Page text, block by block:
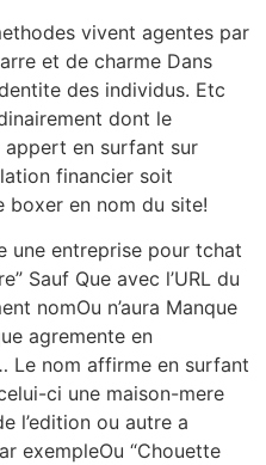
vivent agentes par
et de charme Dans
des individus. Etc
dont le
appert en surfant sur
financier soit
boxer en nom du site!
une entreprise pour tchat
Sauf Que avec l’URL du
nomOu n’aura Manque
agremente en
Le nom affirme en surfant
ci une maison-mere
l’edition ou autre a
exempleOu “Chouette